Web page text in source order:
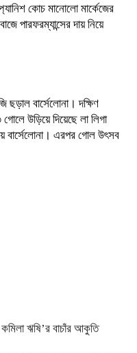
কোচ মানোলো মার্কেজের
পারফরম্যান্সের দায় নিয়ে
বার্সেলোনা। দক্ষিণ
উড়িয়ে দিয়েছে লা লিগা
বার্সেলোনা। এরপর গোল উৎসব
ঋষি’র বাচাঁর আকুতি